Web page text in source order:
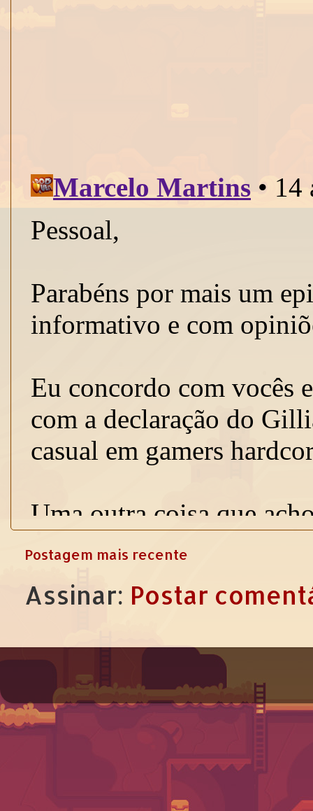
Postagem mais recente
Assinar: Postar